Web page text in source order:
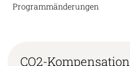
Programmänderungen
CO2-Kompensation